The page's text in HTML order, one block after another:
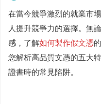
在當今競爭激烈的就業市
人提升競爭力的選擇。無
感，了解如何製作假文憑
您解析高品質文憑的五大
證書時的常見陷阱。